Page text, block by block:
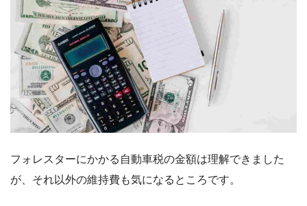
フォレスターにかかる自動車税の金額は理解できました
が、それ以外の維持費も気になるところです。